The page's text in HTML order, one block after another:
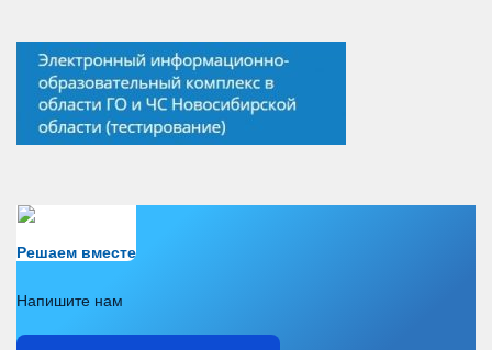
Решаем вместе
Напишите нам